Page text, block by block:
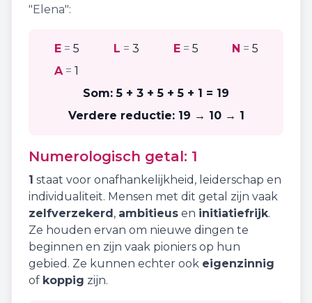
"Elena":
E= 5 L = 3 E= 5 N =5
A=1
Som:5 + 3 + 5 + 5 + 1 = 19
Verdere reductie: 19 → 10 → 1
Numerologisch getal: 1
1 staat voor onafhankelijkheid , leiderschap en
individualiteit. Mensen met dit getal zijn vaak
zelfverzekerd, ambitieus en initiatiefrijk.
Ze houden ervan om nieuwe dingen te
beginnen en zijn vaak pioniers op hun
gebied. Ze kunnen echter ook eigenzinnig
of koppig zijn.